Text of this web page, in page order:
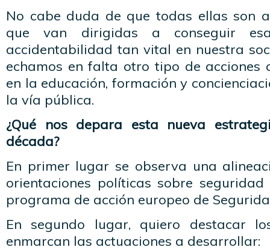
No cabe duda de que todas ellas son
que van dirigidas a conseguir
accidentabilidad tan vital en nuestra
echamos en falta otro tipo de acciones
en la educación, formación y
la vía pública.
¿Qué nos depara esta nueva
década?
En primer lugar se observa una
orientaciones políticas sobre
programa de acción europeo de
En segundo lugar, quiero destacar
enmarcan las actuaciones a desarrollar: